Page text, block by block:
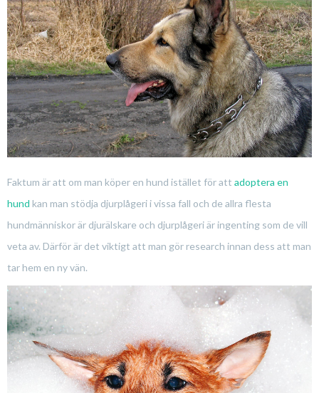
Faktum är att om man köper en hund istället för att adoptera en
hund kan man stödja djurplågeri i vissa fall och de allra flesta
hundmänniskor är djurälskare och djurplågeri är ingenting som de vill
veta av. Därför är det viktigt att man gör research innan dess att man
tar hem en ny vän.